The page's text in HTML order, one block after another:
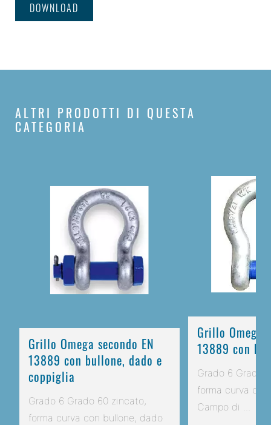
DOWNLOAD
ALTRI PRODOTTI DI QUESTA
CATEGORIA
Grillo Omega secondo EN
13889 con bullone, dado e
coppiglia
Grado 6 Grado 60 zincato,
forma curva con bullone, dado
Grillo Omega
13889 con
Grado 6 Grado
forma curva
Campo di ...